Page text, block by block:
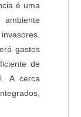
é uma
gastos
de
A cerca